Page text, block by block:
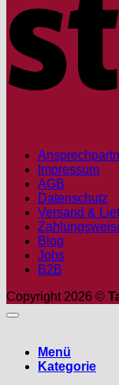
Impressum
AGB
Datenschutz
Versand &
Blog
Jobs
B2B
Copyright 2026 ©
Menü
Kategorie